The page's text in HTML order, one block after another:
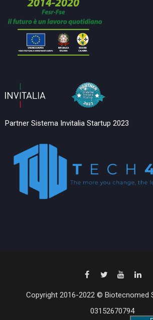
Partner Sistema Invitalia Startup 2023
Copyright 2016-2022 © Biotecnomed
03152670794